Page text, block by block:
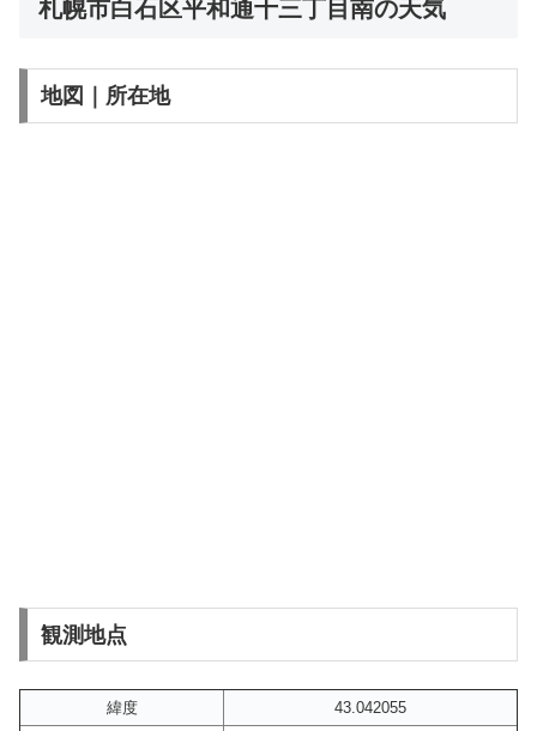
札幌市白石区平和通十三丁目南の天気
地図｜所在地
観測地点
緯度 43.042055